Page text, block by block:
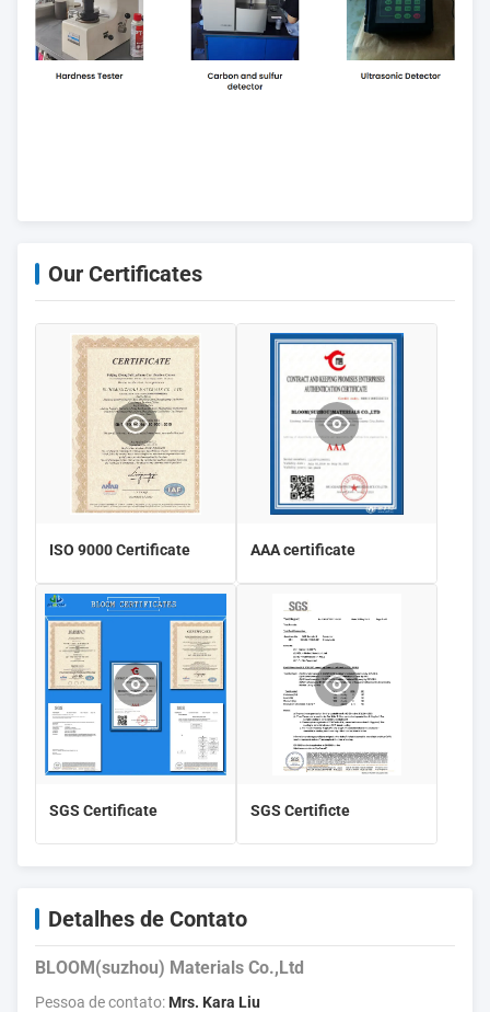
Our Certificates
ISO 9000 Certificate AAA certificate
SGS Certificate SGS Certificte
Detalhes de Contato
BLOOM(suzhou) Materials Co.,Ltd
Pessoa de contato: Mrs. Kara Liu